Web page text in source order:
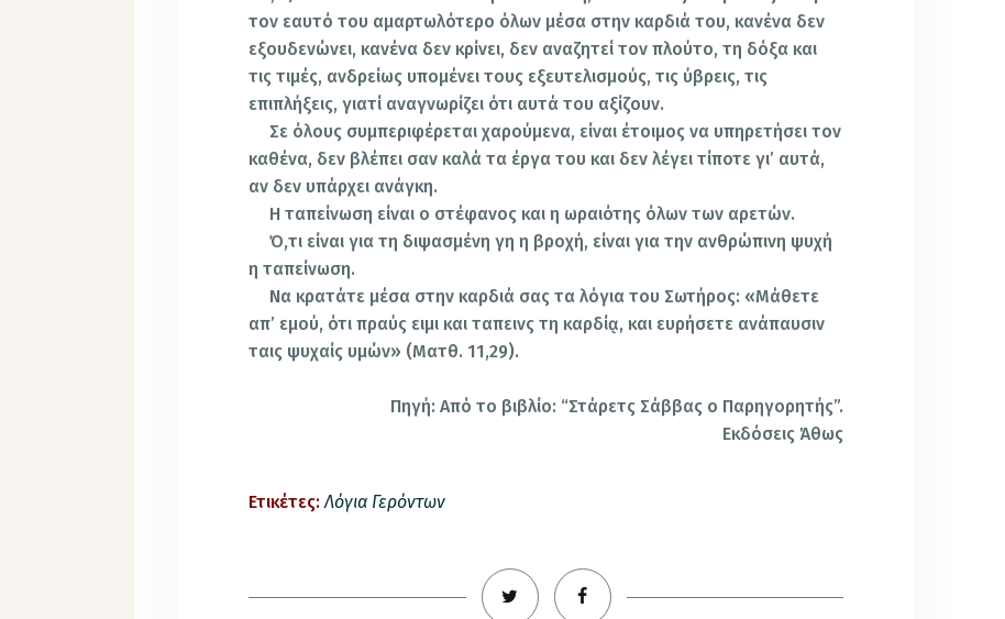
τον εαυτό του αμαρτωλότερο όλων μέσα στην καρδιά του, κανένα δεν
εξουδενώνει, κανένα δεν κρίνει, δεν αναζητεί τον πλούτο, τη δόξα και
τις τιμές, ανδρείως υπομένει τους εξευτελισμούς, τις ύβρεις, τις
επιπλήξεις, γιατί αναγνωρίζει ότι αυτά του αξίζουν.
Σε όλους συμπεριφέρεται χαρούμενα, είναι έτοιμος να υπηρετήσει τον
καθένα, δεν βλέπει σαν καλά τα έργα του και δεν λέγει τίποτε γι’ αυτά,
αν δεν υπάρχει ανάγκη.
Η ταπείνωση είναι ο στέφανος και η ωραιότης όλων των αρετών.
Ό,τι είναι για τη διψασμένη γη η βροχή, είναι για την ανθρώπινη ψυχή
η ταπείνωση.
Να κρατάτε μέσα στην καρδιά σας τα λόγια του Σωτήρος: «Μάθετε
απ’ εμού, ότι πραύς ειμι και ταπεινς τη καρδίᾳ, και ευρήσετε ανάπαυσιν
ταις ψυχαίς υμών» (Ματθ. 11,29).
Πηγή: Από το βιβλίο: “Στάρετς Σάββας ο Παρηγορητής”.
Εκδόσεις Άθως
Ετικέτες: Λόγια Γερόντων